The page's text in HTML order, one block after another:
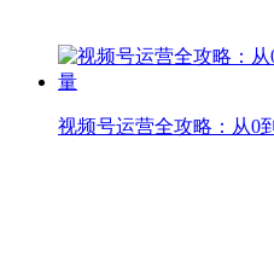
视频号运营全攻略：从0